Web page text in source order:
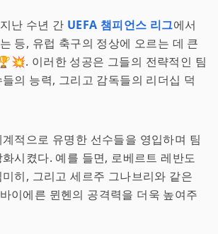
난 수년 간 UEFA 챔피언스 리그에서
등, 유럽 축구의 정상에 오르는 데 큰
이러한 성공은 그들의 전략적인 팀
의 능력, 그리고 감독들의 리더십 덕
적으로 유명한 선수들을 영입하며 팀
시켰다. 예를 들면, 로베르트 레반도
히, 그리고 세르주 그나브리와 같은
이에른 뮌헨의 공격력을 더욱 높여주